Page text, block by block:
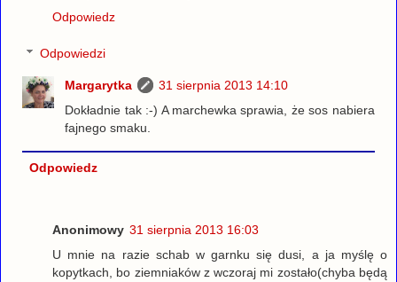
Odpowiedz
Odpowiedzi
Margarytka
31 sierpnia 2013 14:10
Dokładnie tak :-) A marchewka sprawia, że sos nabiera
fajnego smaku.
Odpowiedz
Anonimowy 31 sierpnia 2013 16:03
U mnie na razie schab w garnku się dusi, a ja myślę o
kopytkach, bo ziemniaków z wczoraj mi zostało(chyba będą